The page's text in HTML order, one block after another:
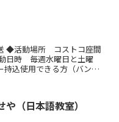
◆活動場所 コストコ座間
日時 毎週水曜日と土曜
込使用できる方（バン、
や（日本語教室）